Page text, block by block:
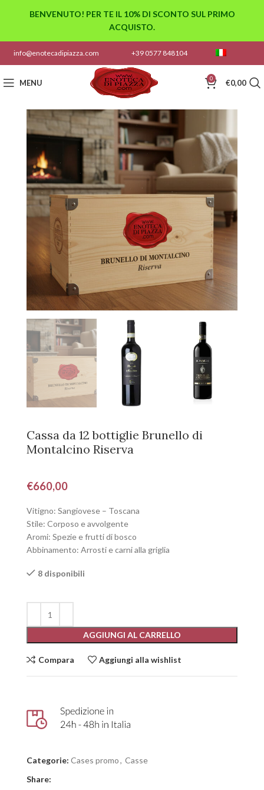
info@enotecadipiazza.com +39 0577 848104
MENU 0 €0,00
Cassa da 12 bottiglie Brunello di
Montalcino Riserva
€660,00
Vitigno: Sangiovese – Toscana
Stile: Corposo e avvolgente
Aromi: Spezie e frutti di bosco
Abbinamento: Arrosti e carni alla griglia
8 disponibili
AGGIUNGI AL CARRELLO
Compara Aggiungi alla wishlist
Categorie: Cases promo, Casse
Share:
BENVENUTO! PER TE IL 10% DI SCONTO SUL PRIMO
ACQUISTO.